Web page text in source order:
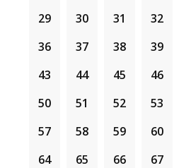
29
30 31 32
36
37 38 39
43
44 45 46
50
51 52 53
57
58 59 60
64
65 66 67